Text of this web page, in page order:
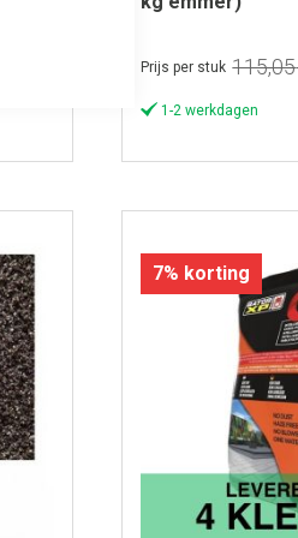
Prijs per stuk 115,05
1-2 werkdagen
7% korting